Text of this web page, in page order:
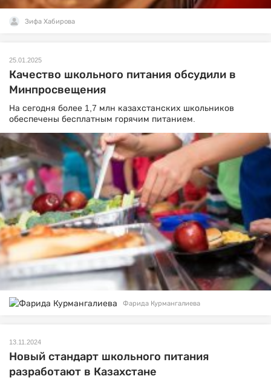
Зифа Хабирова
25.01.2025
Качество школьного питания обсудили в
Минпросвещения
На сегодня более 1,7 млн казахстанских школьников
обеспечены бесплатным горячим питанием.
Фарида Курмангалиева
13.11.2024
Новый стандарт школьного питания
разработают в Казахстане